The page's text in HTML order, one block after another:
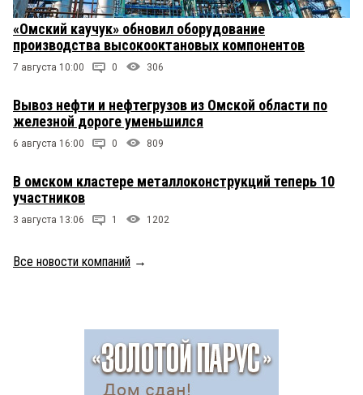
«Омский каучук» обновил оборудование
производства высокооктановых компонентов
7 августа 10:00 0 306
Вывоз нефти и нефтегрузов из Омской области по
железной дороге уменьшился
6 августа 16:00 0 809
В омском кластере металлоконструкций теперь 10
участников
3 августа 13:06 1 1202
Все новости компаний →